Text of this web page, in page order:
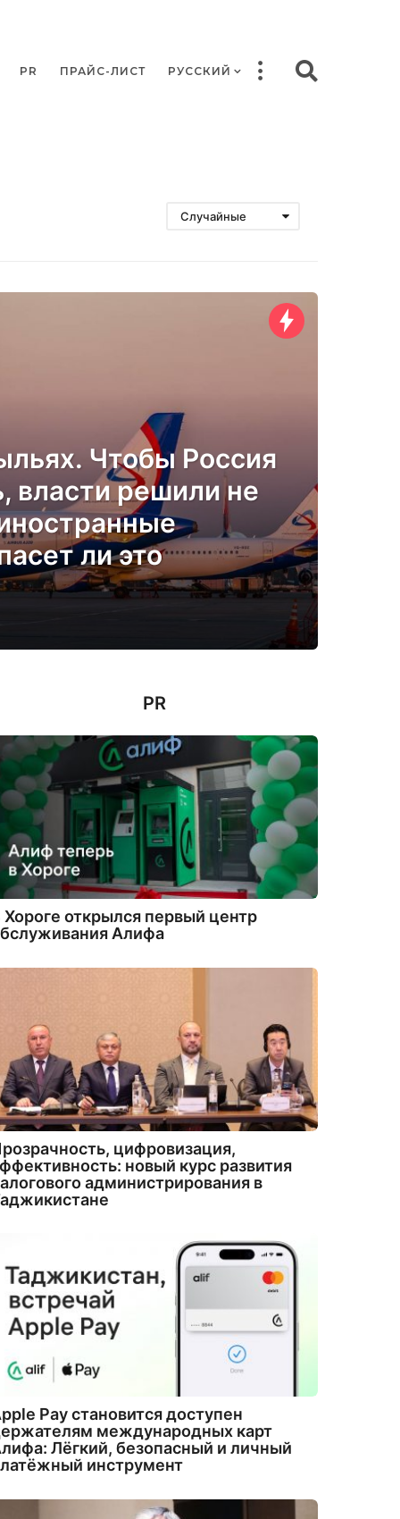
PR ПРАЙС-ЛИСТ РУССКИЙ
Случайные
Чтобы Россия
власти решили не
ли это
PR
Хороге открылся первый центр
Алифа
цифровизация,
новый курс развития
администрирования в
Pay становится доступен
международных карт
Лёгкий, безопасный и личный
инструмент